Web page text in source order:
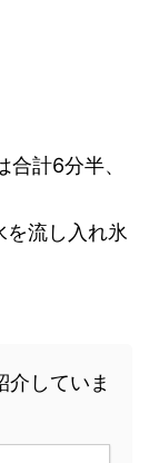
計6分半、
を流し入れ氷
介していま